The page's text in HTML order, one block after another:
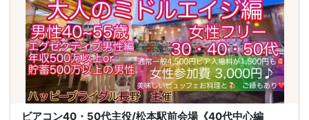
ビアコン40・50代主役/松本駅前会場《40代中心編